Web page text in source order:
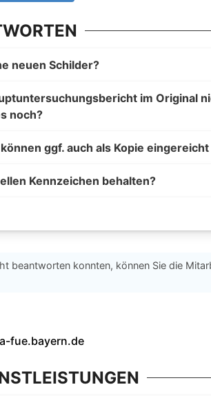
neuen Schilder?
im Original
noch?
ggf. auch als Kopie
Kennzeichen behalten?
beantworten konnten, können Sie die
fue.bayern.de